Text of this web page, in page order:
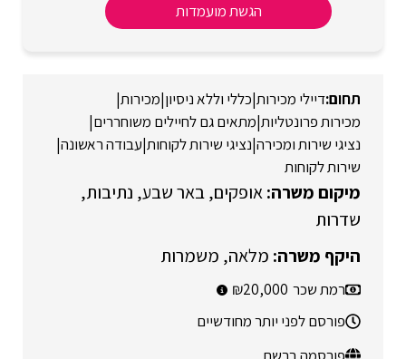
הגשת מועמדות
דיילי מכירות|כללי וללא ניסיון|מכירות|
מכירות פרונטליות|מתאים גם לחיילים משוחררים|
נציגי שירות ומכירה|נציגי שירות לקוחות|עבודה ראשונה|
שירות לקוחות
אופקים באר שבע נתיבות
שדרות
מלאה משמרות
רמת שכר 20,000
פורסם לפני יותר מחודשיים